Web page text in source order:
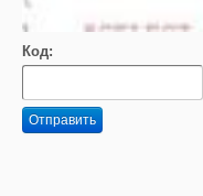
Код:
Отправить